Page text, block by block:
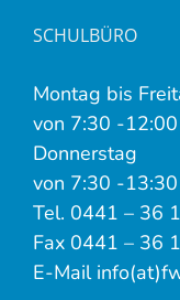
SCHULBÜRO
Montag bis
von 7:30 -12:00
Donnerstag
von 7:30 -13:30
Tel. 0441 – 36
Fax 0441 – 36
E-Mail